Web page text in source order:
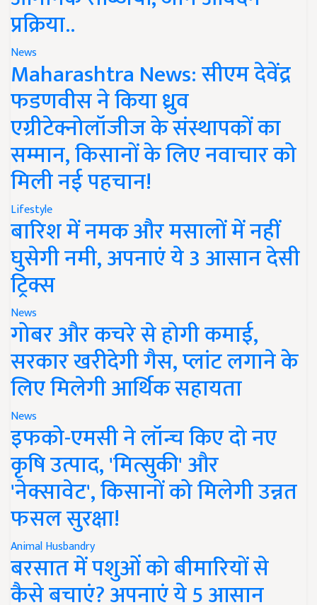
प्रक्रिया..
News
Maharashtra News: सीएम देवेंद्र
फडणवीस ने किया ध्रुव
एग्रीटेक्नोलॉजीज के संस्थापकों का
सम्मान, किसानों के लिए नवाचार को
मिली नई पहचान!
Lifestyle
बारिश में नमक और मसालों में नहीं
घुसेगी नमी, अपनाएं ये 3 आसान देसी
ट्रिक्स
News
गोबर और कचरे से होगी कमाई,
सरकार खरीदेगी गैस, प्लांट लगाने के
लिए मिलेगी आर्थिक सहायता
News
इफको-एमसी ने लॉन्च किए दो नए
कृषि उत्पाद, 'मित्सुकी' और
'नेक्सावेट', किसानों को मिलेगी उन्नत
फसल सुरक्षा!
Animal Husbandry
बरसात में पशुओं को बीमारियों से
कैसे बचाएं? अपनाएं ये 5 आसान